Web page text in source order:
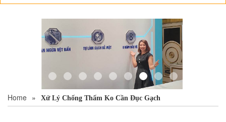
Home » Xử Lý Chống Thấm Ko Cần Đục Gạch